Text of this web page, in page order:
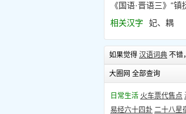
《国语·晋语三》“
相关汉字
妃、耦
如果觉得 汉语词典 不错
大圈网 全部查询
日常生活 火车票代售点
易经六十四卦 二十八星